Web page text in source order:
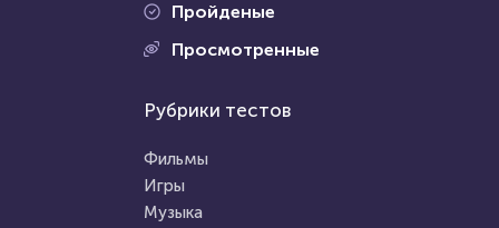
Проходили 7539 раз
Угадай логотип
Рубрики тестов
Фильмы
Игры
Музыка
Пройденые
Просмотренные